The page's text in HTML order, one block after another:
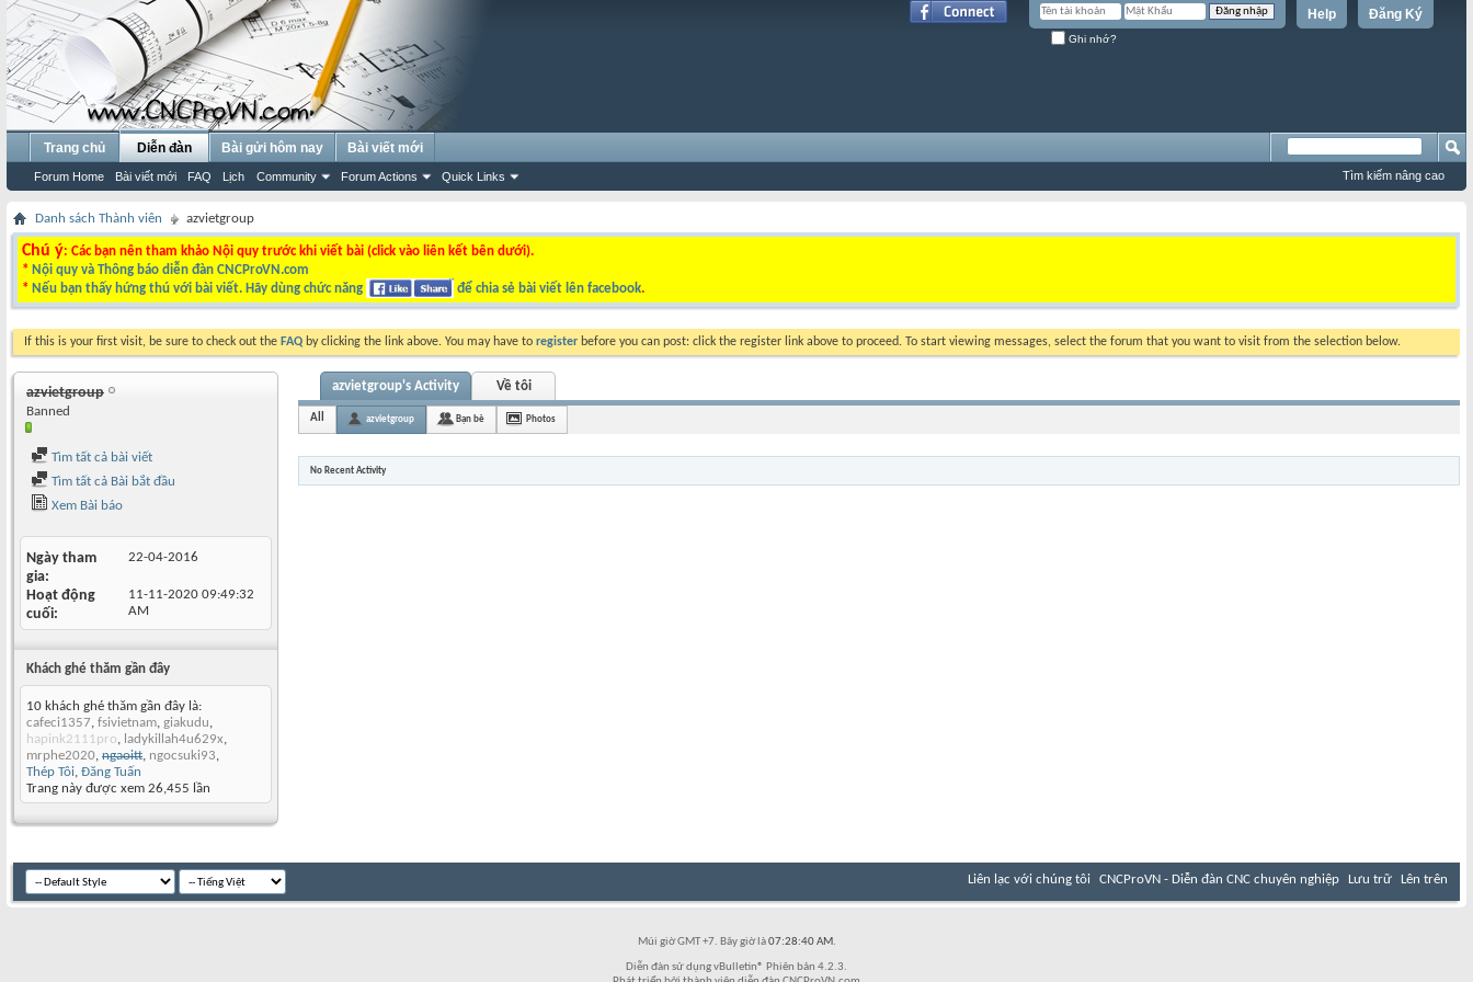
Đăng Ký
Help
Ghi nhớ?
Trang chủ Diễn đàn
Forum Home Bài viết mới FAQ Lịch Community Forum Actions Quick Links
Bài gửi hôm nay Bài viết mới
Tìm kiếm nâng cao
Danh sách Thành viên azvietgroup
Chú ý: Các bạn nên tham khảo Nội quy trước khi viết bài (click vào liên kết bên dưới).
* Nội quy và Thông báo diễn đàn CNCProVN.com
* Nếu bạn thấy hứng thú với bài viết. Hãy dùng chức năng để chia sẻ bài viết lên facebook.
If this is your first visit, be sure to check out the FAQ by clicking the link above. You may have to register before you can post: click the register link above to proceed. To start viewing messages, select the forum that you want to visit from the selection below.
azvietgroup
Banned
Tìm tất cả bài viết
Tìm tất cả Bài bắt đầu
Xem Bài báo
Ngày tham
gia
22-04-2016
Hoạt động
cuối
11-11-2020 09:49:32
AM
Khách ghé thăm gần đây
10 khách ghé thăm gần đây là:
cafeci1357, fsivietnam, giakudu,
hapink2111pro, ladykillah4u629x,
mrphe2020, ngaoitt, ngocsuki93,
Thép Tôi, Đăng Tuấn
Trang này được xem 26,455 lần
azvietgroup's Activity Về tôi
All azvietgroup Bạn bè Photos
No Recent Activity
Liên lạc với chúng tôi CNCProVN - Diễn đàn CNC chuyên nghiệp Lưu trữ Lên trên
Múi giờ GMT +7. Bây giờ là07:28:40 AM.
Diễn đàn sử dụng vBulletin® Phiên bản 4.2.3.